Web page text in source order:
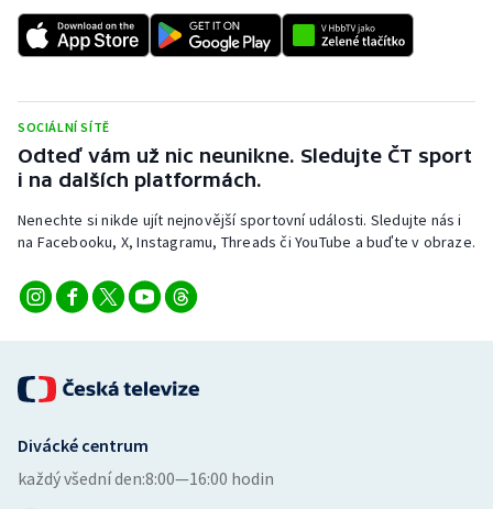
SOCIÁLNÍ SÍTĚ
Odteď vám už nic neunikne. Sledujte ČT sport
i na dalších platformách.
Nenechte si nikde ujít nejnovější sportovní události. Sledujte nás i
na Facebooku, X, Instagramu, Threads či YouTube a buďte v obraze.
Divácké centrum
každý všední den:8:00—16:00 hodin